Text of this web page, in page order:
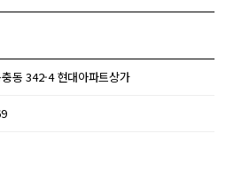
동 342-4 현대아파트상가